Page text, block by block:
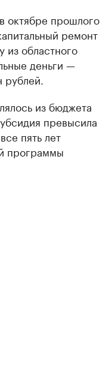
октябре прошлого
ремонт
из областного
деньги —
из бюджета
превысила
пять лет
программы